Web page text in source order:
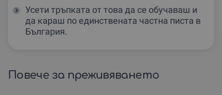
Усети тръпката от това да се обучаваш и
да караш по единствената частна писта в
България.
Повече за преживяването